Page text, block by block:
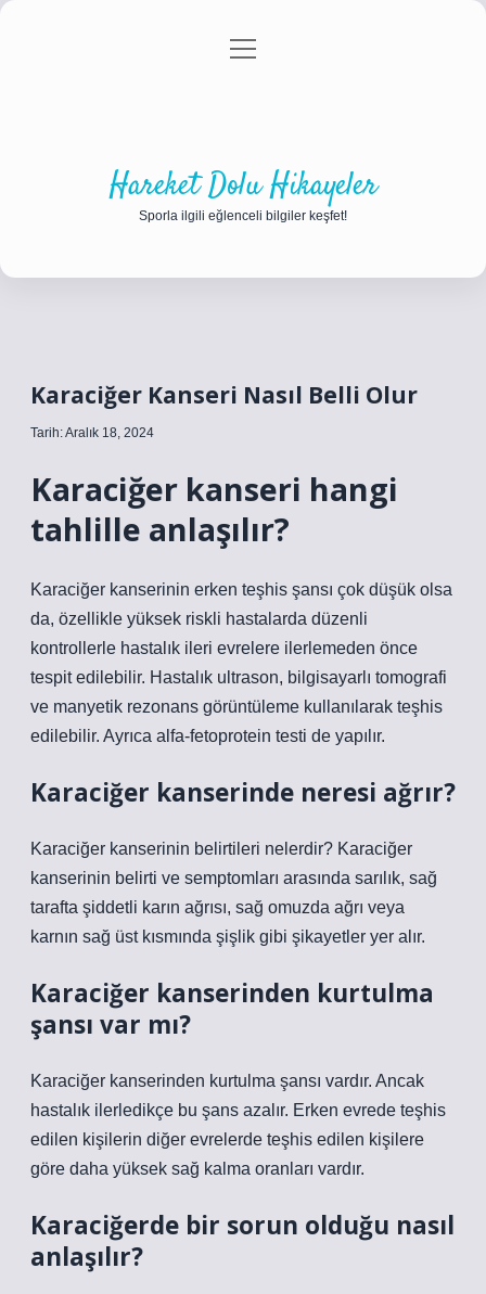
Gizlilik Politikası
menüyü
Hareket Dolu Hikayeler
Sporla ilgili eğlenceli bilgiler keşfet!
Karaciğer Kanseri Nasıl Belli Olur
Tarih: Aralık 18, 2024
Karaciğer kanseri hangi
tahlille anlaşılır?
Karaciğer kanserinin erken teşhis şansı çok düşük olsa
da, özellikle yüksek riskli hastalarda düzenli
kontrollerle hastalık ileri evrelere ilerlemeden önce
tespit edilebilir. Hastalık ultrason, bilgisayarlı tomografi
ve manyetik rezonans görüntüleme kullanılarak teşhis
edilebilir. Ayrıca alfa-fetoprotein testi de yapılır.
Karaciğer kanserinde neresi ağrır?
Karaciğer kanserinin belirtileri nelerdir? Karaciğer
kanserinin belirti ve semptomları arasında sarılık, sağ
tarafta şiddetli karın ağrısı, sağ omuzda ağrı veya
karnın sağ üst kısmında şişlik gibi şikayetler yer alır.
Karaciğer kanserinden kurtulma
şansı var mı?
Karaciğer kanserinden kurtulma şansı vardır. Ancak
hastalık ilerledikçe bu şans azalır. Erken evrede teşhis
edilen kişilerin diğer evrelerde teşhis edilen kişilere
göre daha yüksek sağ kalma oranları vardır.
Karaciğerde bir sorun olduğu nasıl
anlaşılır?